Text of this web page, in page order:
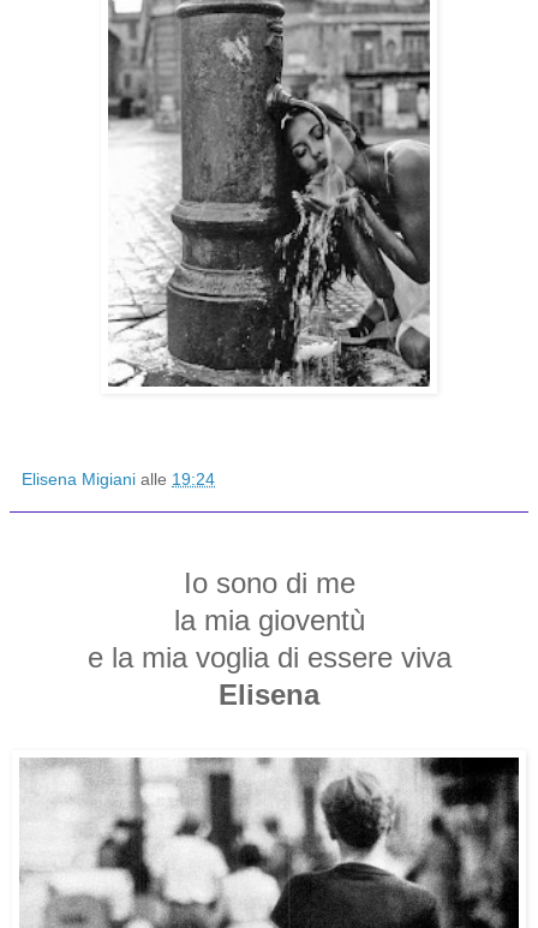
Elisena Migiani alle 19:24
Io sono di me
la mia gioventù
e la mia voglia di essere viva
Elisena